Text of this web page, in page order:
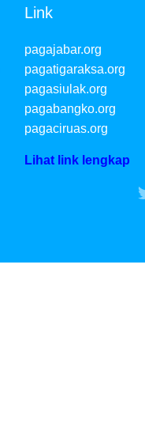
Link
pagajabar.org
pagatigaraksa.org
pagasiulak.org
pagabangko.org
pagaciruas.org
Lihat link lengkap